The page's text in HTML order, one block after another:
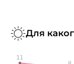
Для